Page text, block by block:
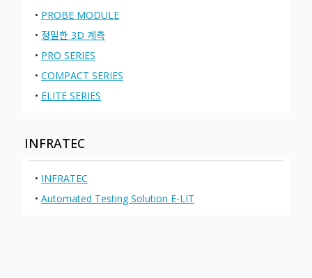
• PROBE MODULE
• 정밀한 3D 계측
• PRO SERIES
• COMPACT SERIES
• ELITE SERIES
INFRATEC
• INFRATEC
• Automated Testing Solution E-LIT